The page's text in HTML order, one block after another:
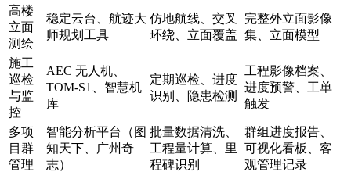
高楼
立面
测绘
稳定云台、航迹大
师规划工具
仿地航线、交叉
环绕、立面覆盖
完整外立面影像
集、立面模型
施工
巡检
与监
控
AEC 无人机、
TOM-S1、智慧机
库
定期巡检、进度
识别、隐患检测
工程影像档案、
进度预警、工单
触发
多项
目群
管理
智能分析平台（图
知天下、广州奇
志）
批量数据清洗、
工程量计算、里
程碑识别
群组进度报告、
可视化看板、客
观管理记录